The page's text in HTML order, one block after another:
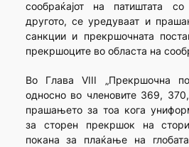
сообраќајот на патиштата
другото, се уредуваат и
санкции и прекршочната
прекршоците во областа на
Во Глава VIII „Прекршочна
односно во членовите 369,
прашањето за тоа кога
за сторен прекршок на
покана за плаќање на